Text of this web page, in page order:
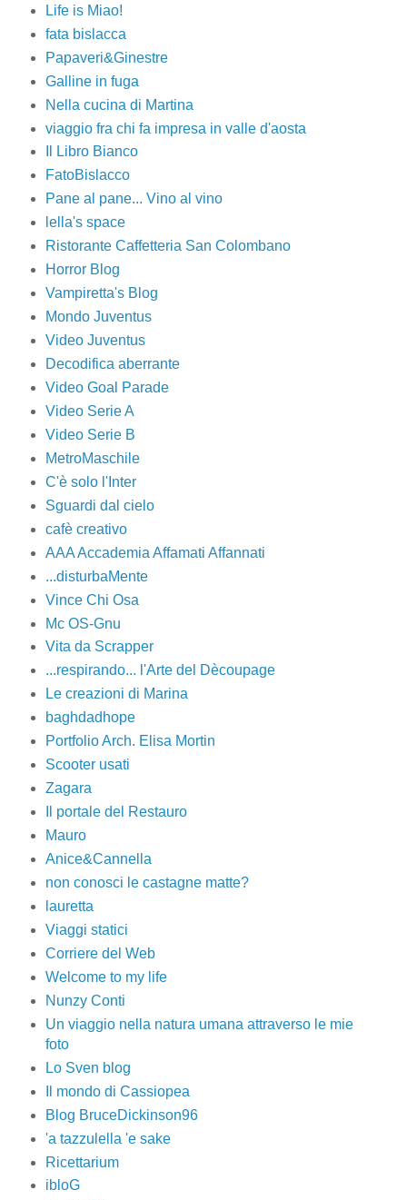
Life is Miao!
fata bislacca
Papaveri&Ginestre
Galline in fuga
Nella cucina di Martina
viaggio fra chi fa impresa in valle d'aosta
Il Libro Bianco
FatoBislacco
Pane al pane... Vino al vino
lella's space
Ristorante Caffetteria San Colombano
Horror Blog
Vampiretta's Blog
Mondo Juventus
Video Juventus
Decodifica aberrante
Video Goal Parade
Video Serie A
Video Serie B
MetroMaschile
C'è solo l'Inter
Sguardi dal cielo
cafè creativo
AAA Accademia Affamati Affannati
...disturbaMente
Vince Chi Osa
Mc OS-Gnu
Vita da Scrapper
...respirando... l'Arte del Dècoupage
Le creazioni di Marina
baghdadhope
Portfolio Arch. Elisa Mortin
Scooter usati
Zagara
Il portale del Restauro
Mauro
Anice&Cannella
non conosci le castagne matte?
lauretta
Viaggi statici
Corriere del Web
Welcome to my life
Nunzy Conti
Un viaggio nella natura umana attraverso le mie
foto
Lo Sven blog
Il mondo di Cassiopea
Blog BruceDickinson96
'a tazzulella 'e sake
Ricettarium
ibloG